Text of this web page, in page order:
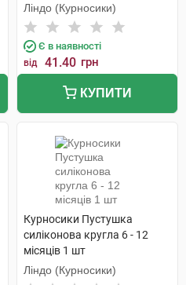
Ліндо (Курносики)
Є в наявності
від 41.40 грн
КУПИТИ
Курносики Пустушка
силіконова кругла 6 - 12
місяців 1 шт
Ліндо (Курносики)